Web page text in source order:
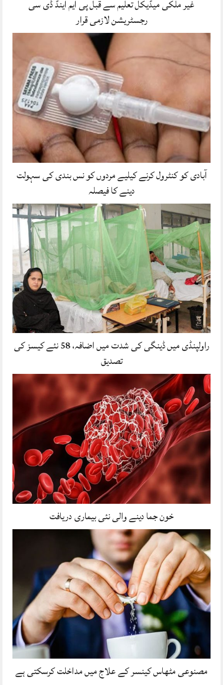
غیر ملکی میڈیکل تعلیم سے قبل پی ایم اینڈ ڈی سی
رجسٹریشن لازمی قرار
آبادی کو کنٹرول کرنے کیلیے مردوں کو نس بندی کی سہولت
دینے کا فیصلہ
راولپنڈی میں ڈینگی کی شدت میں اضافہ، 58 نئے کیسز کی
تصدیق
خون جما دینے والی نئی بیماری دریافت
مصنوعی مٹھاس کینسر کے علاج میں مداخلت کرسکتی ہے